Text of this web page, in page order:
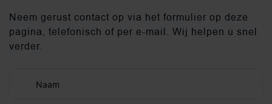
Neem gerust contact op via het formulier op deze
pagina, telefonisch of per e-mail. Wij helpen u snel
verder.
Naam